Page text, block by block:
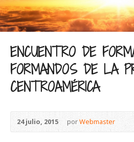
ENCUENTRO DE
FORMANDOS DE LA
CENTROAMÉRICA
24 julio, 2015 porWebmaster